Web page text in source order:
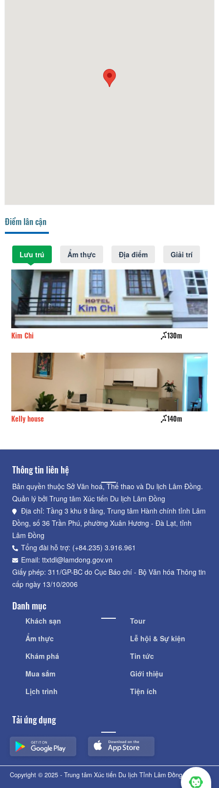
Điểm lân cận
Lưu trú Ẩm thực Địa điểm Giải trí
Kim Chi 130m
Kelly house 140m
Thông tin liên hệ
Bản quyền thuộc Sở Văn hoá, Thể thao và Du lịch Lâm Đồng.
Quản lý bởi Trung tâm Xúc tiến Du lịch Lâm Đồng
Địa chỉ: Tầng 3 khu 9 tầng, Trung tâm Hành chính tỉnh Lâm
Đồng, số 36 Trần Phú, phường Xuân Hương - Đà Lạt, tỉnh
Lâm Đồng
Tổng đài hỗ trợ: (+84.235) 3.916.961
Email: ttxtdl@lamdong.gov.vn
Giấy phép: 311/GP-BC do Cục Báo chí - Bộ Văn hóa Thông tin
cấp ngày 13/10/2006
Danh mục
Khách sạn
Ẩm thực
Khám phá
Mua sắm
Lịch trình
Tour
Lễ hội & Sự kiện
Tin tức
Giới thiệu
Tiện ích
Tải ứng dụng
Copyright © 2025 - Trung tâm Xúc tiến Du lịch Tỉnh Lâm Đồng